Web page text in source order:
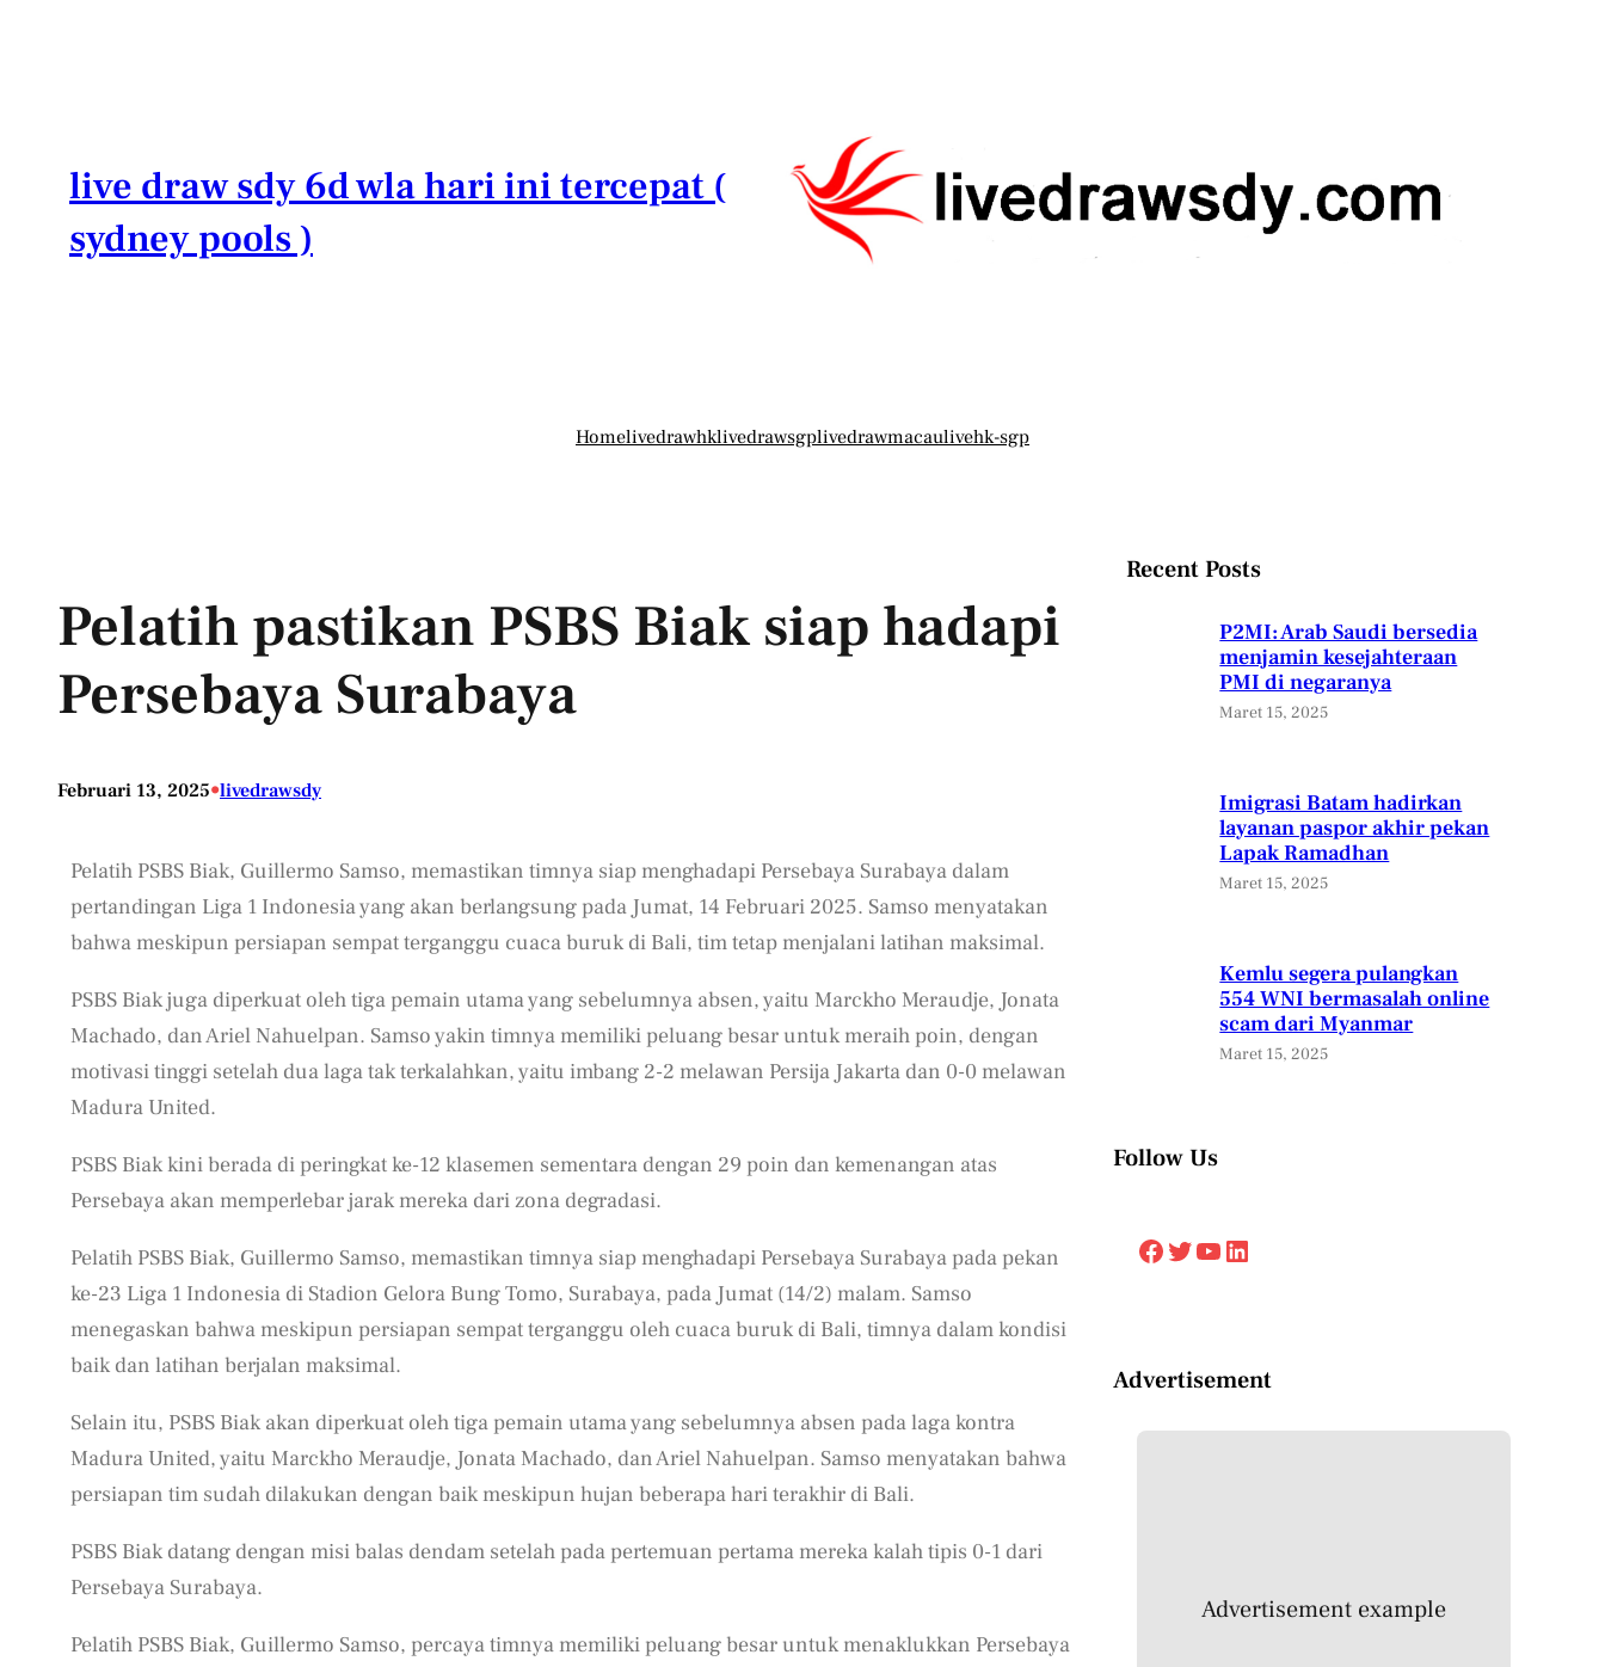
live draw sdy 6d wla hari ini tercepat (
sydney pools )
Homelivedrawhklivedrawsgplivedrawmacaulivehk-sgp
Pelatih pastikan PSBS Biak siap hadapi
Persebaya Surabaya
Februari 13, 2025•livedrawsdy
Pelatih PSBS Biak, Guillermo Samso, memastikan timnya siap menghadapi Persebaya Surabaya dalam
pertandingan Liga 1 Indonesia yang akan berlangsung pada Jumat, 14 Februari 2025. Samso menyatakan
bahwa meskipun persiapan sempat terganggu cuaca buruk di Bali, tim tetap menjalani latihan maksimal.
PSBS Biak juga diperkuat oleh tiga pemain utama yang sebelumnya absen, yaitu Marckho Meraudje, Jonata
Machado, dan Ariel Nahuelpan. Samso yakin timnya memiliki peluang besar untuk meraih poin, dengan
motivasi tinggi setelah dua laga tak terkalahkan, yaitu imbang 2-2 melawan Persija Jakarta dan 0-0 melawan
Madura United.
PSBS Biak kini berada di peringkat ke-12 klasemen sementara dengan 29 poin dan kemenangan atas
Persebaya akan memperlebar jarak mereka dari zona degradasi.
Pelatih PSBS Biak, Guillermo Samso, memastikan timnya siap menghadapi Persebaya Surabaya pada pekan
ke-23 Liga 1 Indonesia di Stadion Gelora Bung Tomo, Surabaya, pada Jumat (14/2) malam. Samso
menegaskan bahwa meskipun persiapan sempat terganggu oleh cuaca buruk di Bali, timnya dalam kondisi
baik dan latihan berjalan maksimal.
Selain itu, PSBS Biak akan diperkuat oleh tiga pemain utama yang sebelumnya absen pada laga kontra
Madura United, yaitu Marckho Meraudje, Jonata Machado, dan Ariel Nahuelpan. Samso menyatakan bahwa
persiapan tim sudah dilakukan dengan baik meskipun hujan beberapa hari terakhir di Bali.
PSBS Biak datang dengan misi balas dendam setelah pada pertemuan pertama mereka kalah tipis 0-1 dari
Persebaya Surabaya.
Pelatih PSBS Biak, Guillermo Samso, percaya timnya memiliki peluang besar untuk menaklukkan Persebaya
Recent Posts
P2MI: Arab Saudi bersedia
menjamin kesejahteraan
PMI di negaranya
Maret 15, 2025
Imigrasi Batam hadirkan
layanan paspor akhir pekan
Lapak Ramadhan
Maret 15, 2025
Kemlu segera pulangkan
554 WNI bermasalah online
scam dari Myanmar
Maret 15, 2025
Follow Us
Facebook Twitter YouTube LinkedIn
Advertisement
Advertisement example